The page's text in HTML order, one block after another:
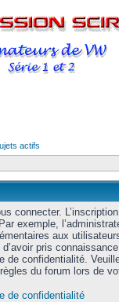
actifs
connecter.
exemple,
aux
pris
de confidentialité.
du forum lors de
de confidentialité